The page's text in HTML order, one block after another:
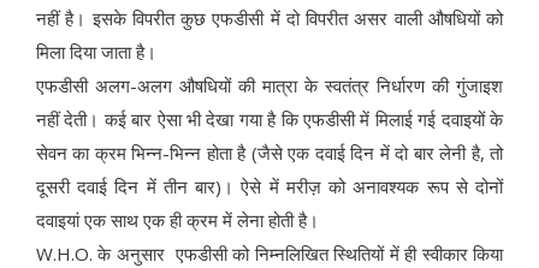
नहीं है। इसके विपरीत कुछ एफडीसी में दो विपरीत असर वाली औषधियों को
मिला दिया जाता है।
एफडीसी अलग-अलग औषधियों की मात्रा के स्वतंत्र निर्धारण की गुंजाइश
नहीं देती। कई बार ऐसा भी देखा गया है कि एफडीसी में मिलाई गई दवाइयों के
सेवन का क्रम भिन्न-भिन्न होता है (जैसे एक दवाई दिन में दो बार लेनी है, तो
दूसरी दवाई दिन में तीन बार)। ऐसे में मरीज़ को अनावश्यक रूप से दोनों
दवाइयां एक साथ एक ही क्रम में लेना होती है।
W.H.O. के अनुसार एफडीसी को निम्नलिखित स्थितियों में ही स्वीकार किया